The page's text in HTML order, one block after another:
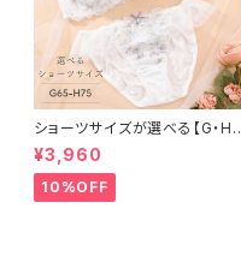
ショーツサイズが選べる【G・H】
セレナーデ ブラ＆ショーツセット
¥3,960
10%OFF